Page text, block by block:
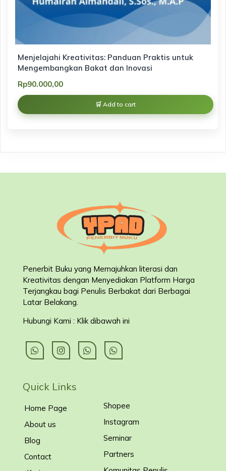
Menjelajahi Kreativitas: Panduan Praktis untuk
Mengembangkan Bakat dan Inovasi
Rp90.000,00
Add to cart
Penerbit Buku yang Memajuhkan literasi dan
Kreativitas dengan Menyediakan Platform Harga
Terjangkau bagi Penulis Berbakat dari Berbagai
Latar Belakang
Hubungi Kami : Klik dibawah ini
Quick Links
Home Page
About us
Blog
Contact
Shopee
Instagram
Seminar
Partners